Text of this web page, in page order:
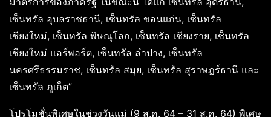
เซ็นทรัล อุบลราชธานี, เซ็นทรัล ขอนแก่น, เซ็นทรัล
เชียงใหม่, เซ็นทรัล พิษณุโลก, เซ็นทรัล เชียงราย, เซ็นทรัล
เชียงใหม่ แอร์พอร์ต, เซ็นทรัล ลำปาง, เซ็นทรัล
นครศรีธรรมราช, เซ็นทรัล สมุย, เซ็นทรัล สุราษฎร์ธานี และ
เซ็นทรัล ภูเก็ต”
โปรโมชั่นพิเศษในช่วงวันแม่ (9 ส.ค. 64 – 31 ส.ค. 64) พิเศษ